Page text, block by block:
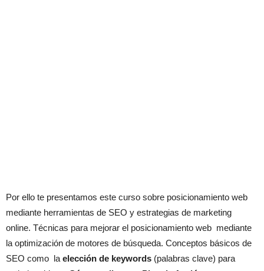
Por ello te presentamos este curso sobre posicionamiento web
mediante herramientas de SEO y estrategias de marketing
online. Técnicas para mejorar el posicionamiento web mediante
la optimización de motores de búsqueda. Conceptos básicos de
SEO como la elección de keywords (palabras clave) para